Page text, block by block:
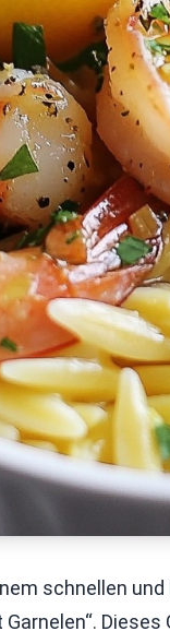
schnellen
Garnelen“.